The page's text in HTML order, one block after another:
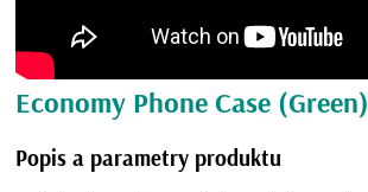
Economy Phone Case (Green)
Popis a parametry produktu